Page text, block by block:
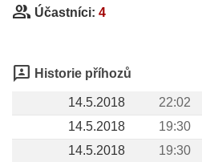
group Účastníci: 4
3p Historie příhozů
14.5.2018 22:02
14.5.2018
19:30
14.5.2018 19:30